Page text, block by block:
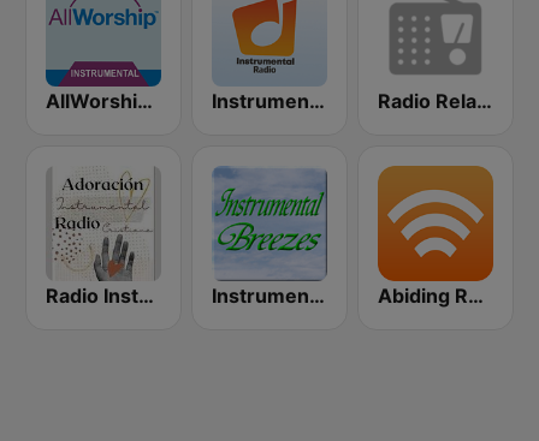
AllWorship Instrumental Instrumental radio Radio Relax Instrumental
Radio Instrumental Cristiana Instrumental Breezes Abiding Radio - Instrumental